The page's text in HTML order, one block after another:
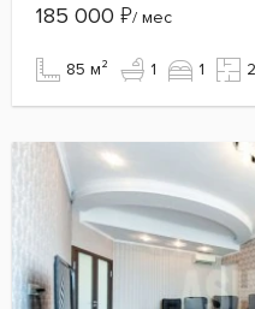
185 000 ₽/ мес
85 м² 1 1 2